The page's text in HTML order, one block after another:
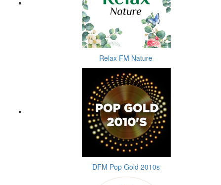
Relax FM Nature
DFM Pop Gold 2010s